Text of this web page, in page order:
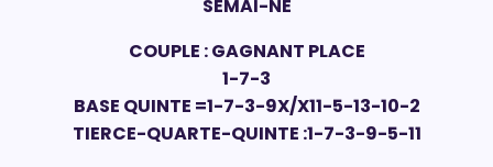
SEMAI-NE
COUPLE : GAGNANT PLACE
1-7-3
BASE QUINTE =1-7-3-9X/X11-5-13-10-2
TIERCE-QUARTE-QUINTE :1-7-3-9-5-11